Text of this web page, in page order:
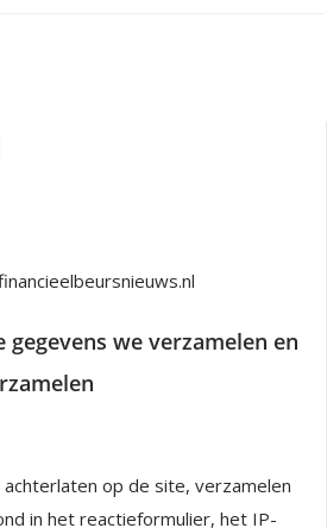
we verzamelen en
op de site, verzamelen
in het reactieformulier, het IP-